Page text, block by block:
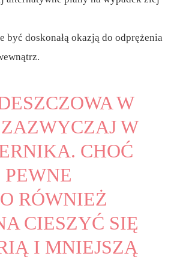
być doskonałą okazją do odprężenia
W
W
CHOĆ
RÓWNIEŻ
CIESZYĆ SIĘ
I MNIEJSZĄ